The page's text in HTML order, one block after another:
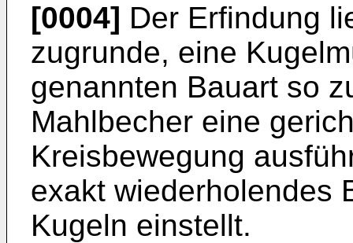
[0004] Der Erfindung
zugrunde, eine
genannten Bauart so
Mahlbecher eine
Kreisbewegung
exakt wiederholendes
Kugeln einstellt.